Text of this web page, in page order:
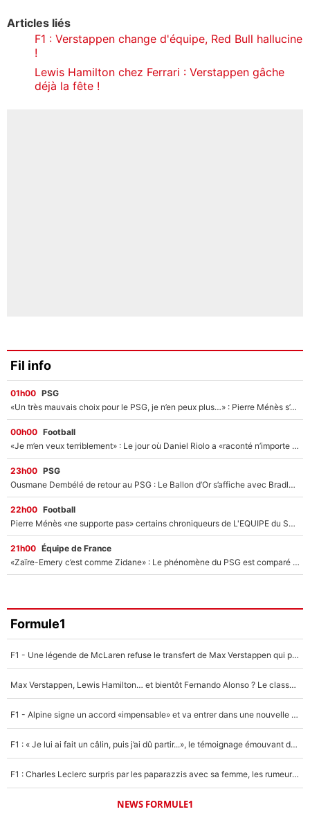
Articles liés
F1 : Verstappen change d'équipe, Red Bull hallucine
!
Lewis Hamilton chez Ferrari : Verstappen gâche
déjà la fête !
Fil info
01h00 PSG
«Un très mauvais choix pour le PSG, je n’en peux plus…» : Pierre Ménès s’est complètement trompé avec Luis Enrique et ces déclarations le prouvent !
00h00 Football
«Je m’en veux terriblement» : Le jour où Daniel Riolo a «raconté n’importe quoi» dans l'After Foot !
23h00 PSG
Ousmane Dembélé de retour au PSG : Le Ballon d’Or s’affiche avec Bradley Barcola en plein cœur du feuilleton sur son départ !
22h00 Football
Pierre Ménès «ne supporte pas» certains chroniqueurs de L'EQUIPE du Soir : Ils vont tous partir !
21h00 Équipe de France
«Zaïre-Emery c’est comme Zidane» : Le phénomène du PSG est comparé à son nouveau sélectionneur... et ils vont se retrouver en Bleus !
Formule1
F1 - Une légende de McLaren refuse le transfert de Max Verstappen qui pourrait «faire des vagues» et plomber l'ambiance dans l'équipe
Max Verstappen, Lewis Hamilton… et bientôt Fernando Alonso ? Le classement des pilotes les mieux payés en Formule 1 risque de changer !
F1 - Alpine signe un accord «impensable» et va entrer dans une nouvelle dimension : Grande nouvelle pour Pierre Gasly !
F1 : « Je lui ai fait un câlin, puis j’ai dû partir...», le témoignage émouvant de Max Verstappen sur sa fille
F1 : Charles Leclerc surpris par les paparazzis avec sa femme, les rumeurs étaient vraies !
NEWS FORMULE1